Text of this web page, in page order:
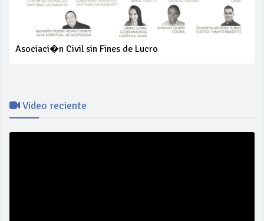
Asociaci�n Civil sin Fines de Lucro
Video reciente